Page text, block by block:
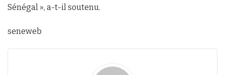
Sénégal », a-t-il soutenu.
seneweb